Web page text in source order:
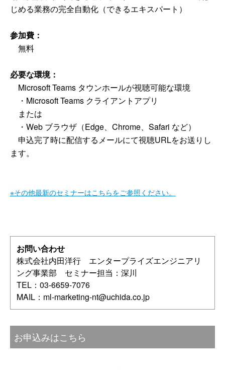
じめる業務の完全自動化（できるエキスパート）
参加費：
無料
必要な環境：
Microsoft Teams タウンホールが視聴可能な環境
・Microsoft Teams クライアントアプリ
または
・Web ブラウザ（Edge、Chrome、Safari など）
申込完了時に配信するメールにて視聴URLをお送りし
ます。
※その他最新のセミナーはこちらをご参照ください。
お問い合わせ
株式会社内田洋行 エンタープライズエンジニアリ
ング事業部 セミナー担当：深川
TEL：03-6659-7076
MAIL： ml-marketing-nt@uchida.co.jp
お申込みはこちら